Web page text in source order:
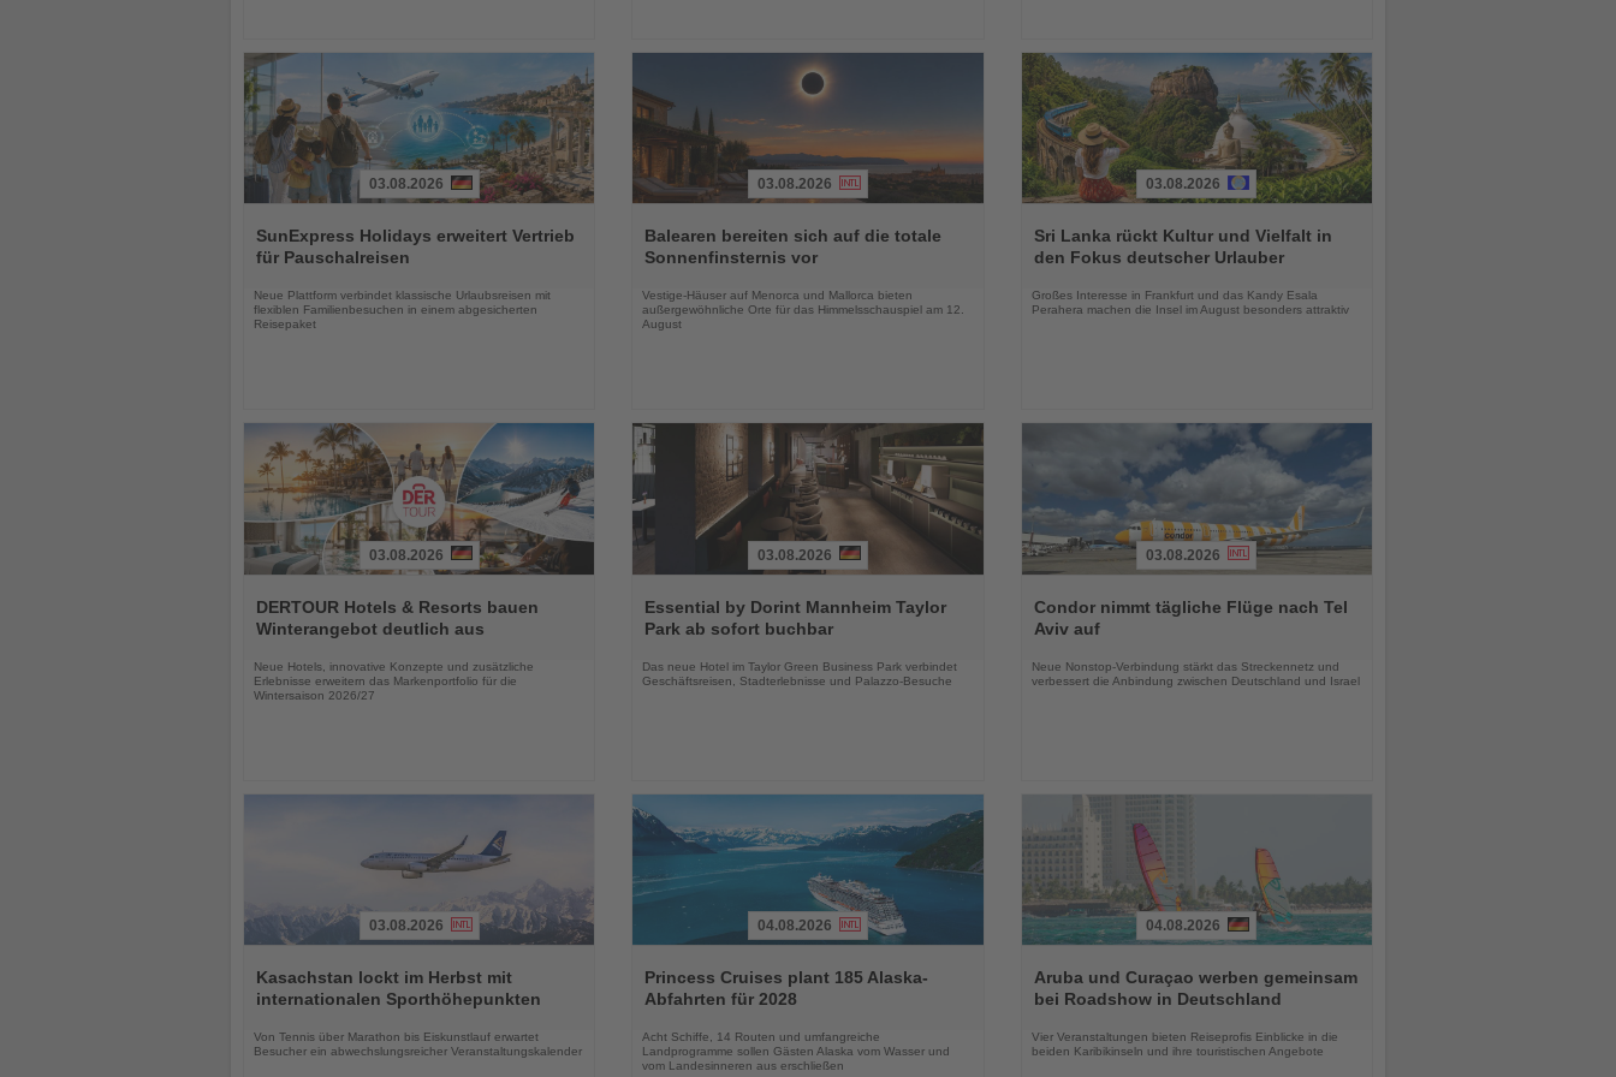
Sie
die
03.08.2026
SunExpress Holidays erweitert Vertrieb
für Pauschalreisen
Neue Plattform verbindet klassische Urlaubsreisen mit
flexiblen Familienbesuchen in einem abgesicherten
Reisepaket
Sie
die
03.08.2026
Balearen bereiten sich auf die totale
Sonnenfinsternis vor
Vestige-Häuser auf Menorca und Mallorca bieten
außergewöhnliche Orte für das Himmelsschauspiel am 12.
August
Sie
die
03.08.2026
Sri Lanka rückt Kultur und Vielfalt in
den Fokus deutscher Urlauber
Großes Interesse in Frankfurt und das Kandy Esala
Perahera machen die Insel im August besonders attraktiv
Sie
die
Nachrichten
03.08.2026
DERTOUR Hotels & Resorts bauen
Winterangebot deutlich aus
Neue Hotels, innovative Konzepte und zusätzliche
Erlebnisse erweitern das Markenportfolio für die
Wintersaison 2026/27
Sie
die
03.08.2026
Essential by Dorint Mannheim Taylor
Park ab sofort buchbar
Das neue Hotel im Taylor Green Business Park verbindet
Geschäftsreisen, Stadterlebnisse und Palazzo-Besuche
Sie
die
03.08.2026
Condor nimmt tägliche Flüge nach Tel
Aviv auf
Neue Nonstop-Verbindung stärkt das Streckennetz und
verbessert die Anbindung zwischen Deutschland und Israel
Sie
die
03.08.2026
Kasachstan lockt im Herbst mit
internationalen Sporthöhepunkten
Von Tennis über Marathon bis Eiskunstlauf erwartet
Besucher ein abwechslungsreicher Veranstaltungskalender
Sie
die
04.08.2026
Princess Cruises plant 185 Alaska-
Abfahrten für 2028
Acht Schiffe, 14 Routen und umfangreiche
Landprogramme sollen Gästen Alaska vom Wasser und
vom Landesinneren aus erschließen
Sie
die
04.08.2026
Aruba und Curaçao werben gemeinsam
bei Roadshow in Deutschland
Vier Veranstaltungen bieten Reiseprofis Einblicke in die
beiden Karibikinseln und ihre touristischen Angebote